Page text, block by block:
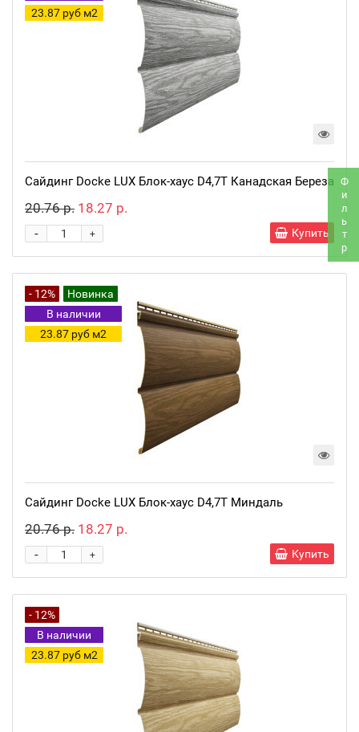
23.87 руб м2
Сайдинг Docke LUX Блок-хаус D4,7T Канадская Береза
20.76 р. 18.27 р.
+
- Купить
- 12%
Новинка
В наличии
23.87 руб м2
Сайдинг Docke LUX Блок-хаус D4,7T Миндаль
20.76 р. 18.27 р.
+
- Купить
- 12%
В наличии
23.87 руб м2
Фильтр